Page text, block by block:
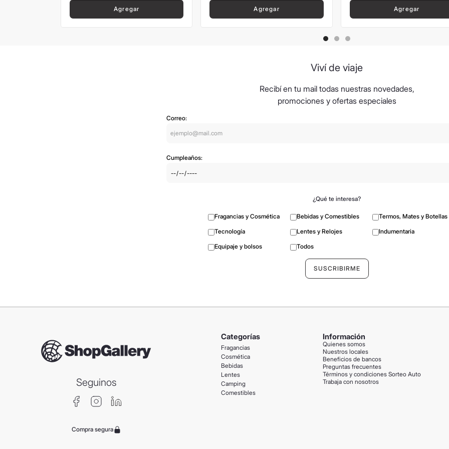
Agregar Agregar Agregar
Viví de viaje
Recibí en tu mail todas nuestras novedades,
promociones y ofertas especiales
Correo:
Cumpleaños:
¿Qué te interesa?
Fragancias y Cosmética Bebidas y Comestibles
Termos, Mates y Botellas
Tecnología
Lentes y Relojes
Indumentaria
Equipaje y bolsos
Todos
Seguinos
Compra segura
Categorías
Fragancias
Cosmética
Bebidas
Lentes
Camping
Comestibles
Información
Quienes somos
Nuestros locales
Beneficios de bancos
Preguntas frecuentes
Términos y condiciones Sorteo Auto
Trabaja con nosotros